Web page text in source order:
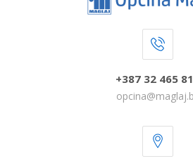
+387 32 465